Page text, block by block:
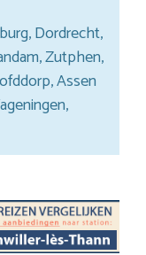
Dordrecht,
Zutphen,
Assen